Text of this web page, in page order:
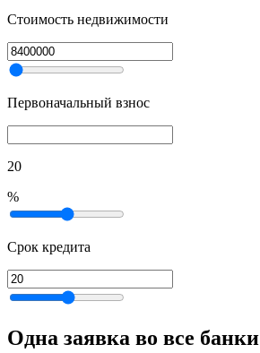
Стоимость недвижимости
Первоначальный взнос
20
%
Срок кредита
Одна заявка во все банки